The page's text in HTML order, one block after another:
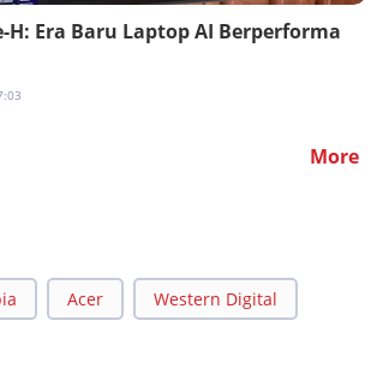
Era Baru Laptop AI Berperforma
More
Acer Western Digital